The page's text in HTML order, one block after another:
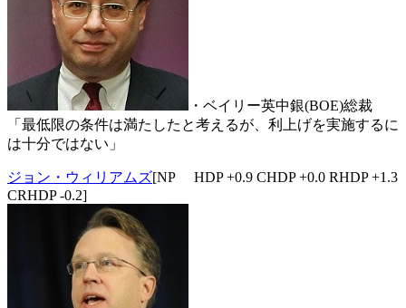
・ベイリー英中銀(BOE)総裁
「最低限の条件は満たしたと考えるが、利上げを実施するに
は十分ではない」
ジョン・ウィリアムズ[NP HDP +0.9 CHDP +0.0 RHDP +1.3
CRHDP -0.2]